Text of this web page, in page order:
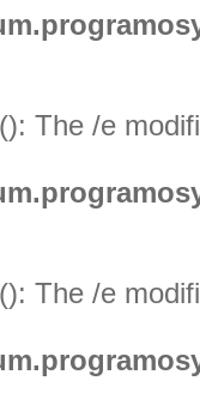
The /e
The /e